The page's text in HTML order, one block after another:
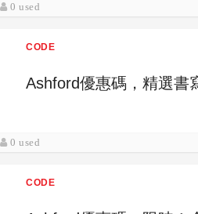
0 used
CODE
Ashford優惠碼，精選書
0 used
CODE